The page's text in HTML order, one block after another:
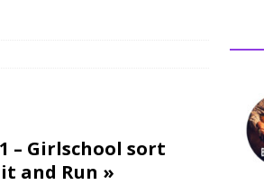
– Girlschool sort
and Run »